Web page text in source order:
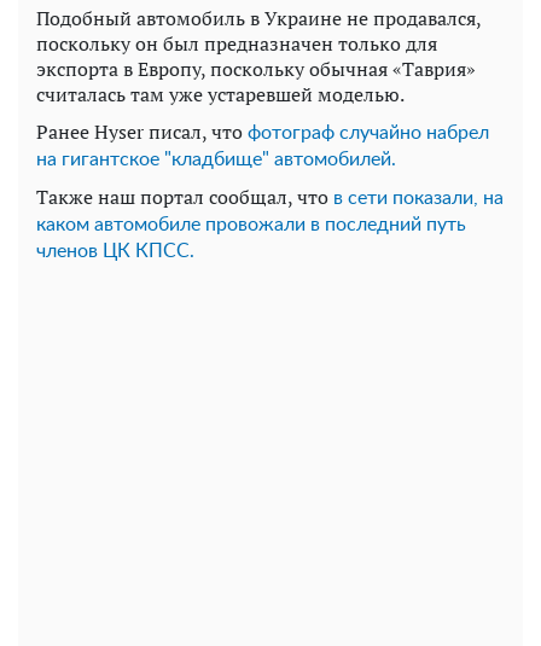
Подобный автомобиль в Украине не продавался,
поскольку он был предназначен только для
экспорта в Европу, поскольку обычная «Таврия»
считалась там уже устаревшей моделью.
Ранее Hyser писал, что фотограф случайно набрел
на гигантское "кладбище" автомобилей.
Также наш портал сообщал, что в сети показали, на
каком автомобиле провожали в последний путь
членов ЦК КПСС.